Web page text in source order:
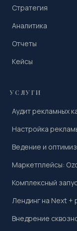
Стратегия
Аналитика
Отчеты
Кейсы
УСЛУГИ
Аудит рекламных
Настройка
Ведение и
Маркетплейсы:
Комплексный
Лендинг на Next +
Внедрение